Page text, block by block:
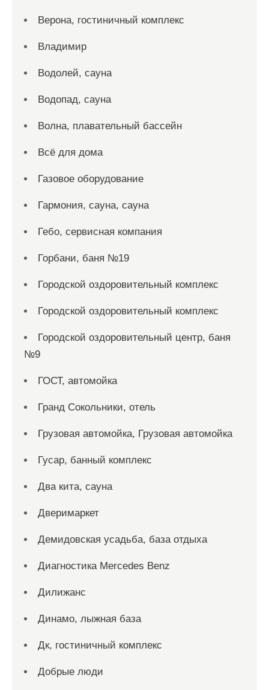
Верона, гостиничный комплекс
Владимир
Водолей, сауна
Водопад, сауна
Волна, плавательный бассейн
Всё для дома
Газовое оборудование
Гармония, сауна, сауна
Гебо, сервисная компания
Горбани, баня №19
Городской оздоровительный комплекс
Городской оздоровительный комплекс
Городской оздоровительный центр, баня
№9
ГОСТ, автомойка
Гранд Сокольники, отель
Грузовая автомойка, Грузовая автомойка
Гусар, банный комплекс
Два кита, сауна
Дверимаркет
Демидовская усадьба, база отдыха
Диагностика Mercedes Benz
Дилижанс
Динамо, лыжная база
Дк, гостиничный комплекс
Добрые люди